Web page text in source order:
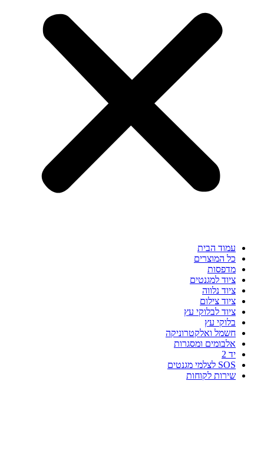
עמוד הבית
כל המוצרים
מדפסות
ציוד למגנטים
ציוד נלווה
ציוד צילום
ציוד לבלוקי עץ
בלוקי עץ
חשמל ואלקטרוניקה
אלבומים ומסגרות
יד 2
SOS לצלמי מגנטים
שירות לקוחות